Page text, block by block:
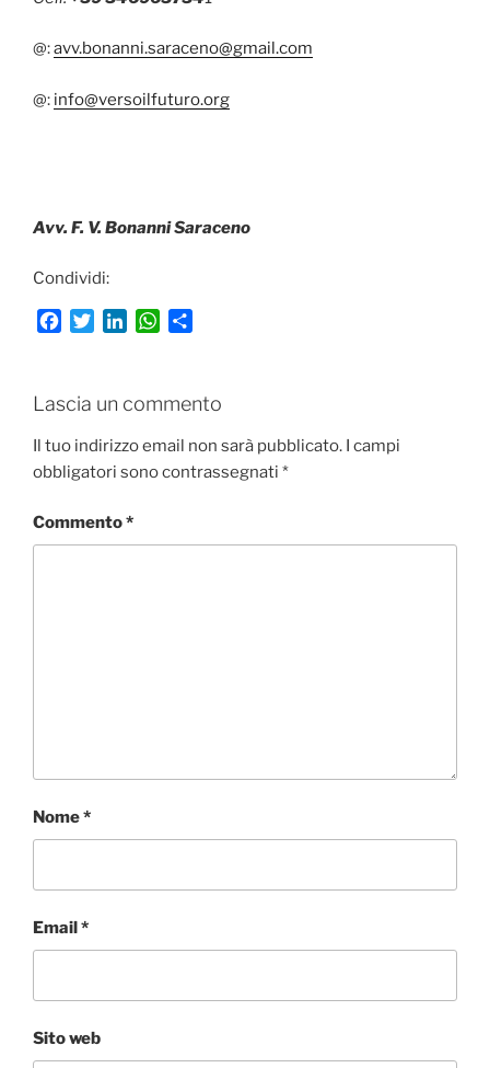
@:avv.bonanni.saraceno@gmail.com
@: info@versoilfuturo.org
Avv. F. V. Bonanni Saraceno
Condividi:
b
o
o
t
e
r
e
d
I
W
s
A
p
i
v
i
Lascia un commento
Il tuo indirizzo email non sarà pubblicato. I campi
obbligatori sono contrassegnati *
Commento*
Nome*
Email*
Sito web